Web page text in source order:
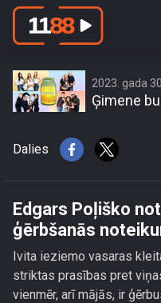
Edgars Poļiško
2023. gada
Ģimene
Dalies
Edgars Poļiško
ģērbšanās
Ivita ieziemo vasaras
striktas prasības pret
vienmēr, arī mājās, ir